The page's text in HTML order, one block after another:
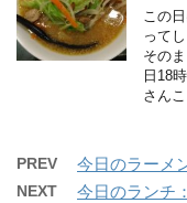
この
って
その
日18
さん
PREV 今日のラーメ
NEXT
今日のランチ